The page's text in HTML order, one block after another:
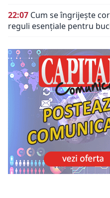
22:07 Cum se îngrijește
reguli esențiale pentru